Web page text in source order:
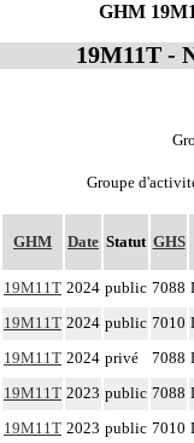
GHM Date Statut GHS
19M11T 2024 public 7088
19M11T 2024 public 7010
19M11T 2024 privé 7088
19M11T 2023 public 7088
19M11T 2023 public 7010
GHM
19M11T -
Groupe